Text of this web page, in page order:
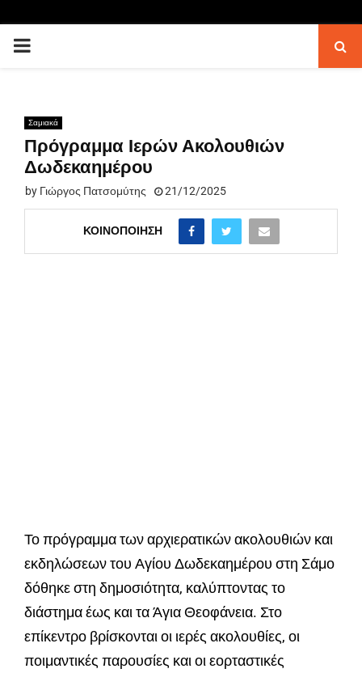
PRIMARY
Σαμιακά
Πρόγραμμα Ιερών Ακολουθιών
Δωδεκαημέρου
by Γιώργος Πατσομύτης 21/12/2025
ΚΟΙΝΟΠΟΊΗΣΗ
Το πρόγραμμα των αρχιερατικών ακολουθιών και
εκδηλώσεων του Αγίου Δωδεκαημέρου στη Σάμο
δόθηκε στη δημοσιότητα, καλύπτοντας το
διάστημα έως και τα Άγια Θεοφάνεια. Στο
επίκεντρο βρίσκονται οι ιερές ακολουθίες, οι
ποιμαντικές παρουσίες και οι εορταστικές